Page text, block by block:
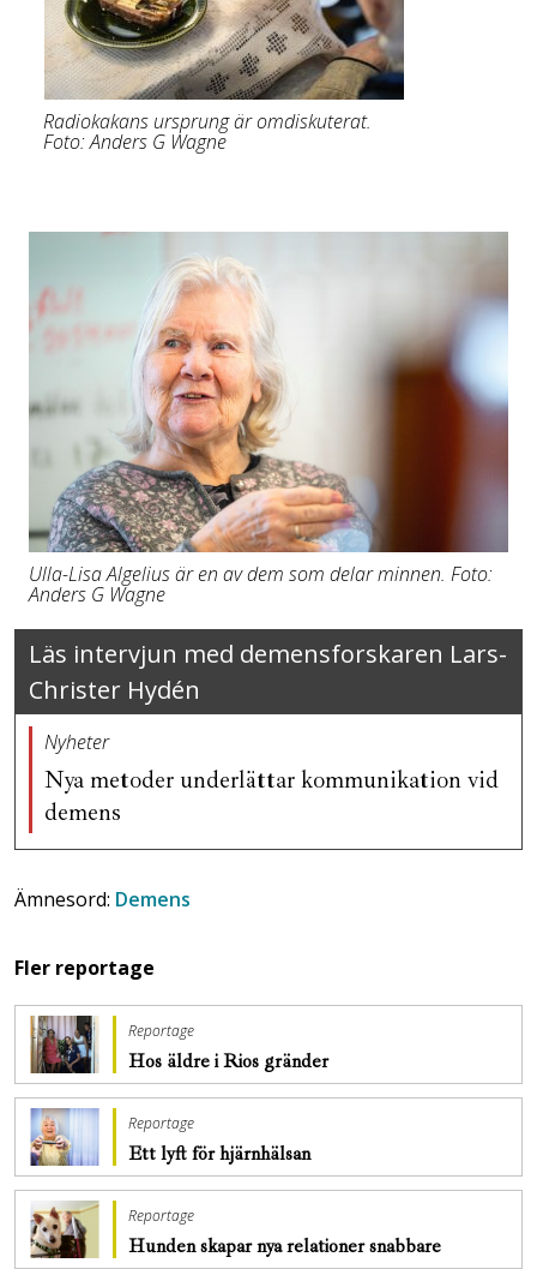
Radiokakans ursprung är omdiskuterat.
Foto: Anders G Wagne
Ulla-Lisa Algelius är en av dem som delar minnen. Foto:
Anders G Wagne
Läs intervjun med demensforskaren Lars-
Christer Hydén
Nyheter
Nya metoder underlättar kommunikation vid
demens
Ämnesord: Demens
Fler reportage
Reportage
Hos äldre i Rios gränder
Reportage
Ett lyft för hjärnhälsan
Reportage
Hunden skapar nya relationer snabbare